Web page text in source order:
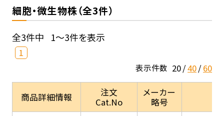
細胞・微生物株（全3件）
全3件中 1～3件を表示
1
表示件数 20 40 60
商品詳細情報
注文
Cat.No
メーカー
略号